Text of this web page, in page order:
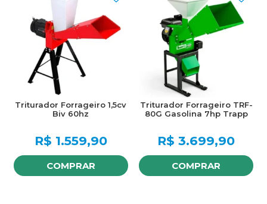
Triturador Forrageiro 1,5cv
Biv 60hz
R$ 1.559,90
COMPRAR
Triturador Forrageiro TRF-
80G Gasolina 7hp Trapp
R$ 3.699,90
COMPRAR